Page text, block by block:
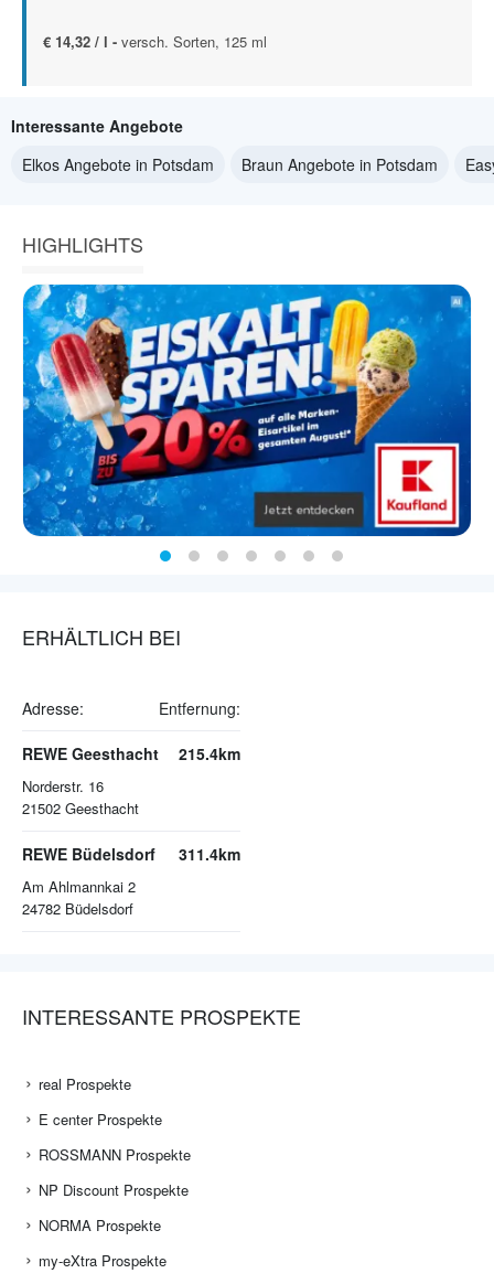
€ 14,32 / l - versch. Sorten, 125 ml
Interessante Angebote
Elkos Angebote in Potsdam
Braun Angebote in Potsdam
HIGHLIGHTS
ERHÄLTLICH BEI
Adresse: Entfernung:
REWE Geesthacht
Norderstr. 16
21502 Geesthacht
215.4km
REWE Büdelsdorf
Am Ahlmannkai 2
24782 Büdelsdorf
311.4km
INTERESSANTE PROSPEKTE
real Prospekte
E center Prospekte
ROSSMANN Prospekte
NP Discount Prospekte
NORMA Prospekte
my-eXtra Prospekte